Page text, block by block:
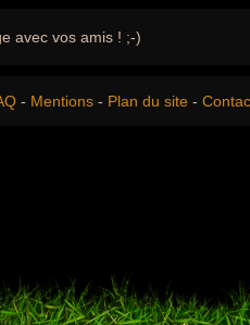
avec vos amis ! ;-)
- Mentions - Plan du site -